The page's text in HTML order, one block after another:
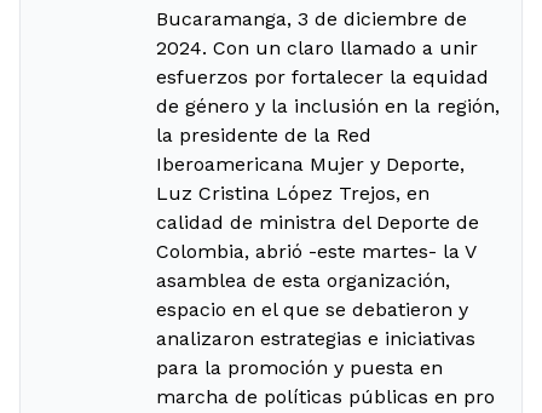
Bucaramanga, 3 de diciembre de
2024. Con un claro llamado a unir
esfuerzos por fortalecer la equidad
de género y la inclusión en la región,
la presidente de la Red
Iberoamericana Mujer y Deporte,
Luz Cristina López Trejos, en
calidad de ministra del Deporte de
Colombia, abrió -este martes- la V
asamblea de esta organización,
espacio en el que se debatieron y
analizaron estrategias e iniciativas
para la promoción y puesta en
marcha de políticas públicas en pro